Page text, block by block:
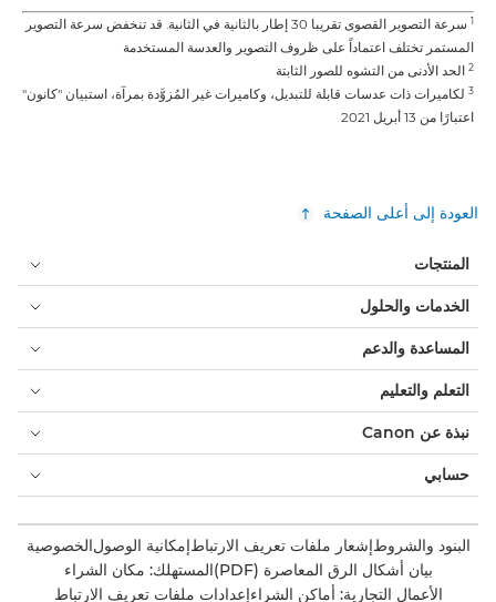
1
سرعة التصوير القصوى تقريبا 30 إطار بالثانية في الثانية. قد تنخفض سرعة التصوير
المستمر تختلف اعتماداً على ظروف التصوير والعدسة المستخدمة
2 الحد الأدنى من التشوه للصور الثابتة
3 لكاميرات ذات عدسات قابلة للتبديل، وكاميرات غير المُزوَّدة بمرآة، استبيان "كانون"
اعتبارًا من 13 أبريل 2021
العودة إلى أعلى الصفحة
المنتجات
الخدمات والحلول
المساعدة والدعم
التعلم والتعليم
نبذة عن Canon
حسابي
البنود والشروطإشعار ملفات تعريف الارتباطإمكانية الوصولالخصوصية
بيان أشكال الرق المعاصرة (PDF)
المستهلك: مكان الشراء
الأعمال التجارية: أماكن الشراءإعدادات ملفات تعريف الارتباط